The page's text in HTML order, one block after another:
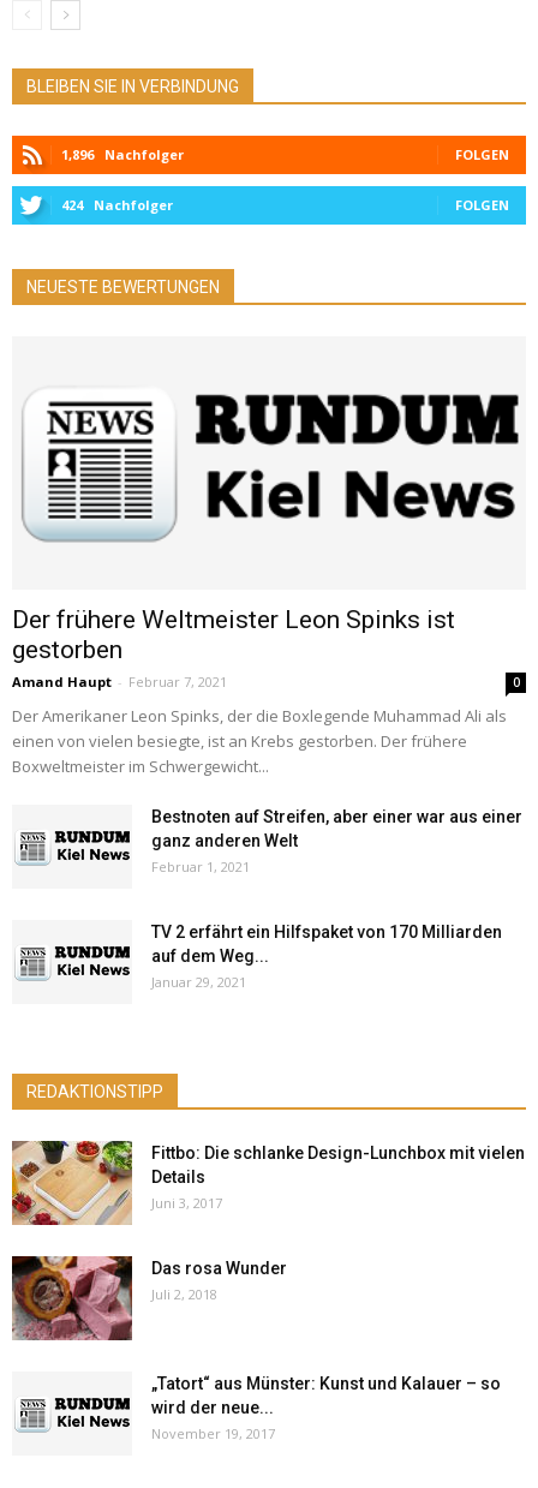
BLEIBEN SIE IN VERBINDUNG
1,896 Nachfolger FOLGEN
424 Nachfolger FOLGEN
NEUESTE BEWERTUNGEN
Der frühere Weltmeister Leon Spinks ist
gestorben
Amand Haupt - Februar 7, 2021 0
Der Amerikaner Leon Spinks, der die Boxlegende Muhammad Ali als
einen von vielen besiegte, ist an Krebs gestorben. Der frühere
Boxweltmeister im Schwergewicht...
Bestnoten auf Streifen, aber einer war aus einer
ganz anderen Welt
Februar 1, 2021
TV 2 erfährt ein Hilfspaket von 170 Milliarden
auf dem Weg...
Januar 29, 2021
REDAKTIONSTIPP
Fittbo: Die schlanke Design-Lunchbox mit vielen
Details
Juni 3, 2017
Das rosa Wunder
Juli 2, 2018
„Tatort“ aus Münster: Kunst und Kalauer – so
wird der neue...
November 19, 2017